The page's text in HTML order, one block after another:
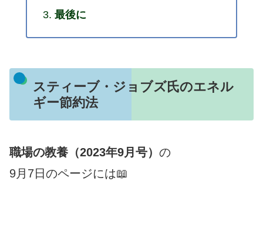
最後に
スティーブ・ジョブズ氏のエネル
ギー節約法
職場の教養（2023年9月号） の
9月7日のページには📖